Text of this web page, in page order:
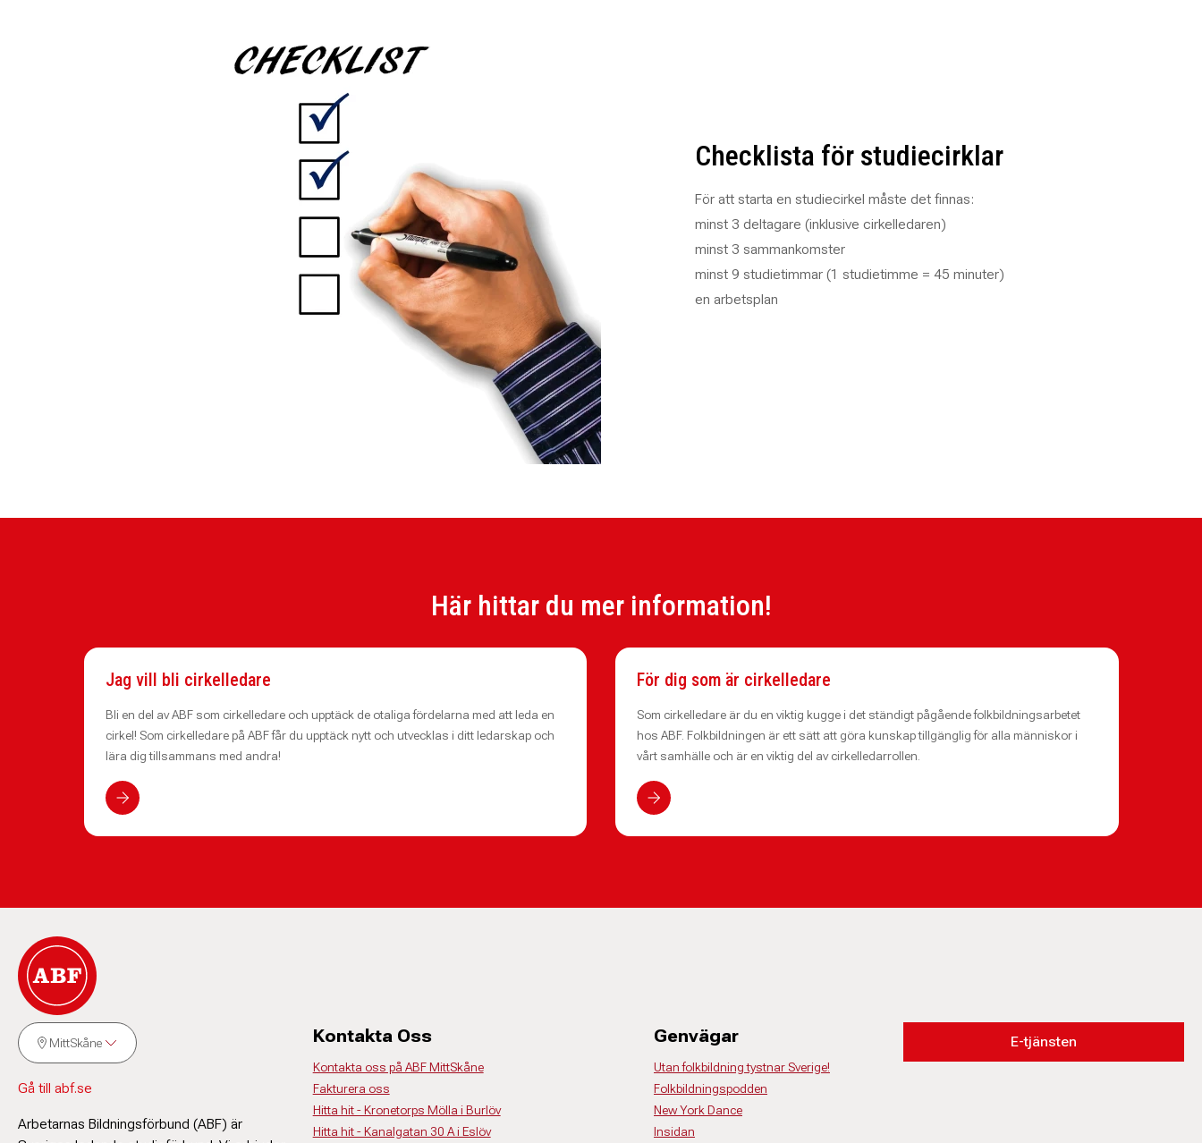
Checklista för studiecirklar
För att starta en studiecirkel måste det finnas:
minst 3 deltagare (inklusive cirkelledaren)
minst 3 sammankomster
minst 9 studietimmar (1 studietimme = 45 minuter)
en arbetsplan
Här hittar du mer information!
Jag vill bli cirkelledare
Bli en del av ABF som cirkelledare och upptäck de otaliga fördelarna med att leda en
cirkel! Som cirkelledare på ABF får du upptäck nytt och utvecklas i ditt ledarskap och
lära dig tillsammans med andra!
För dig som är cirkelledare
Som cirkelledare är du en viktig kugge i det ständigt pågående folkbildningsarbetet
hos ABF. Folkbildningen är ett sätt att göra kunskap tillgänglig för alla människor i
vårt samhälle och är en viktig del av cirkelledarrollen.
MittSkåne
Gå till abf.se
Arbetarnas Bildningsförbund (ABF) är
Kontakta Oss
Kontakta oss på ABF MittSkåne
Fakturera oss
Hitta hit - Kronetorps Mölla i Burlöv
Hitta hit - Kanalgatan 30 A i Eslöv
Genvägar
Utan folkbildning tystnar Sverige!
Folkbildningspodden
New York Dance
Insidan
E-tjänsten